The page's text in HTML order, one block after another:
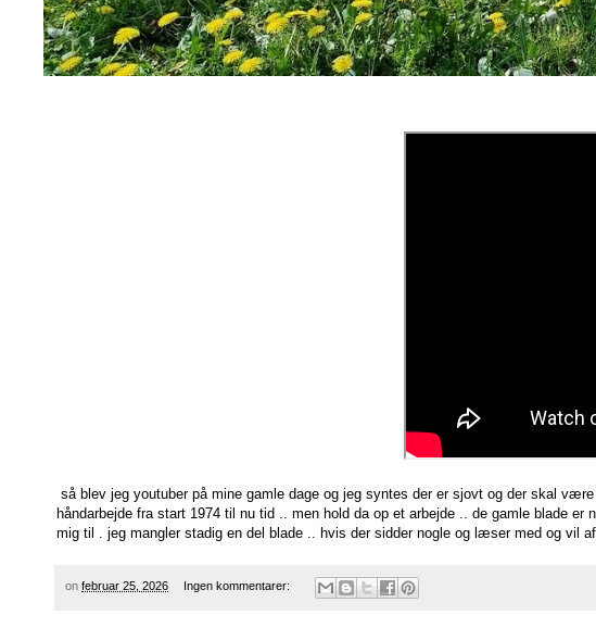
så blev jeg youtuber på mine gamle dage og jeg syntes der er sjovt og der skal
håndarbejde fra start 1974 til nu tid .. men hold da op et arbejde .. de gamle blade
mig til . jeg mangler stadig en del blade .. hvis der sidder nogle og læser med og vil
on februar 25, 2026 Ingen kommentarer: